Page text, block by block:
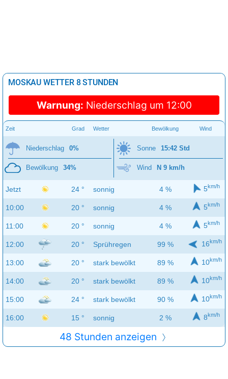
MOSKAU WETTER 8 STUNDEN
Warnung: Niederschlag um 12:00
Zeit Grad Wetter Bewölkung Wind
Niederschlag 0%
Bewölkung 34%
Sonne 15:42 Std
Wind N 9 km/h
Jetzt 24 ° sonnig 4 % 5km/h
10:00 20 ° sonnig 4 % 5km/h
11:00 20 ° sonnig 4 % 5km/h
12:00 20 ° Sprühregen 99 % 16km/h
13:00 20 ° stark bewölkt 89 % 10km/h
14:00 20 ° stark bewölkt 89 % 10km/h
15:00 24 ° stark bewölkt 90 % 10km/h
16:00 15 ° sonnig 2 % 8km/h
48 Stunden anzeigen